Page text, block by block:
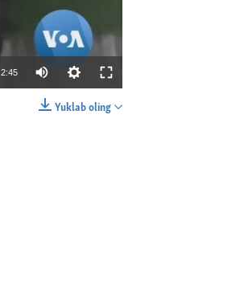
2:45
Yuklab oling